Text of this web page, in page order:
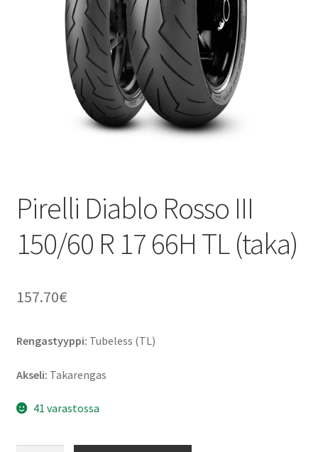
Pirelli Diablo Rosso III
150/60 R 17 66H TL (taka)
157.70€
Rengastyyppi: Tubeless (TL)
Akseli: Takarengas
41 varastossa